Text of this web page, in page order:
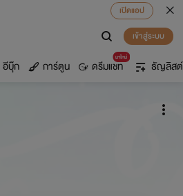
เปิดแอป
เข้าสู่ระบบ
อีบุ๊ก การ์ตูน
มาใหม่
ดรีมแชท ธัญลิสต์